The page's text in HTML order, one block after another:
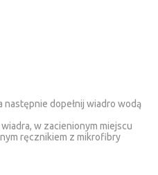
następnie dopełnij wiadro wodą
w zacienionym miejscu
ręcznikiem z mikrofibry